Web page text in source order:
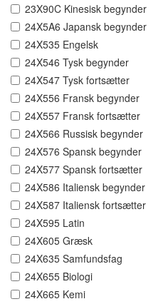
23X90C Kinesisk begynder
24X5A6 Japansk begynder
24X535 Engelsk
24X546 Tysk begynder
24X547 Tysk fortsætter
24X556 Fransk begynder
24X557 Fransk fortsætter
24X566 Russisk begynder
24X576 Spansk begynder
24X577 Spansk fortsætter
24X586 Italiensk begynder
24X587 Italiensk fortsætter
24X595 Latin
24X605 Græsk
24X635 Samfundsfag
24X655 Biologi
24X665 Kemi